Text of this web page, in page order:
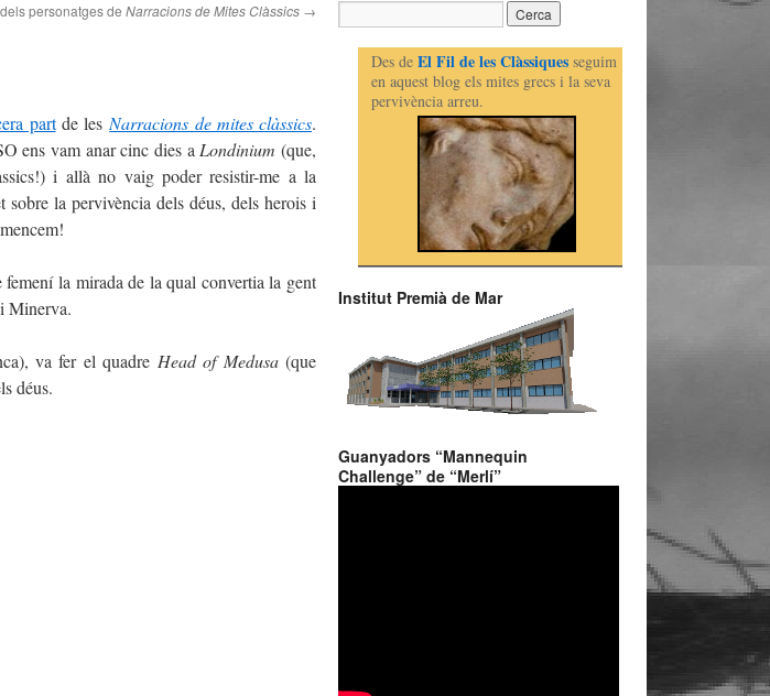
personatges de Narracions de Mites Clàssics →
partde les Narracions de mites clàssics.
ens vam anar cinc dies a Londinium(que,
i allà no vaig poder resistir-me a la
sobre la pervivència dels déus, dels herois i
la mirada de la qual convertia la gent
Minerva.
va fer el quadre Head of Medusa(que
déus.
Des deEl Fil de les Clàssiques seguim
en aquest blog els mites grecs i la seva
pervivència arreu.
Institut Premià de Mar
Guanyadors “Mannequin
Challenge” de “Merlí”